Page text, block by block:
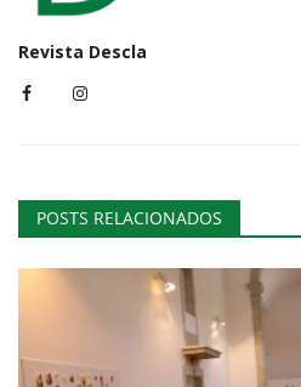
Revista Descla
POSTS RELACIONADOS